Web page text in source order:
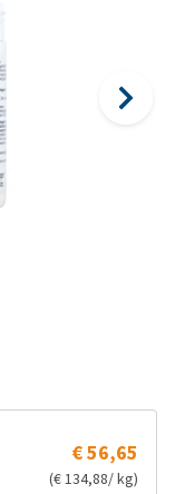
€ 56,65
(€ 134,88/ kg)